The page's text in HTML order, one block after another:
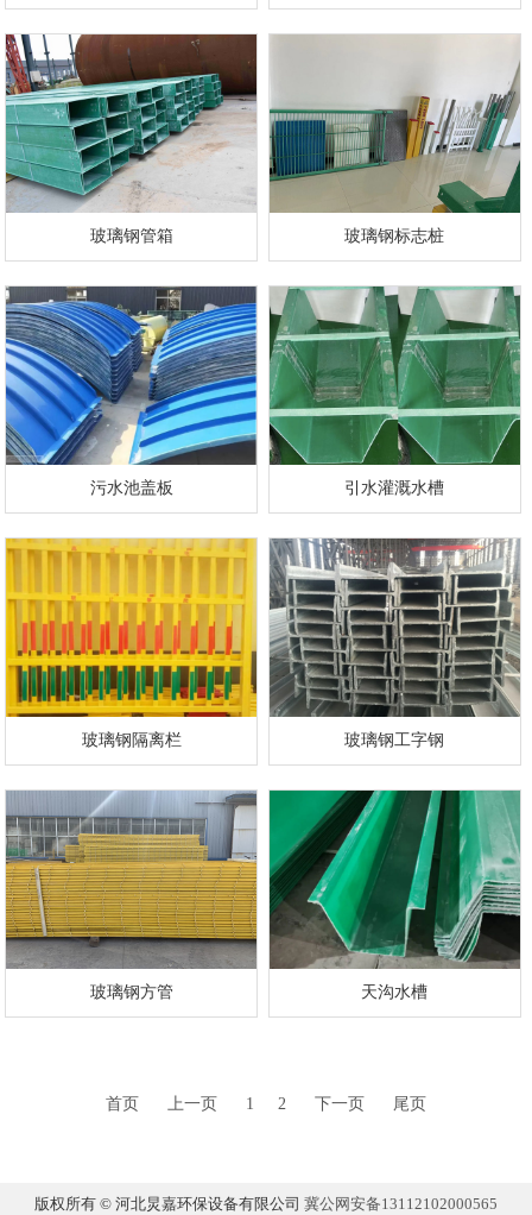
玻璃钢管箱 玻璃钢标志桩
污水池盖板 引水灌溉水槽
玻璃钢隔离栏 玻璃钢工字钢
玻璃钢方管 天沟水槽
首页 上一页 1 2 下一页 尾页
版权所有 © 河北炅嘉环保设备有限公司 冀公网安备13112102000565